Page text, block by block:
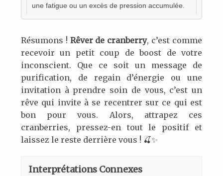
une fatigue ou un excès de pression accumulée.
Résumons ! Rêver de cranberry, c’est comme
recevoir un petit coup de boost de votre
inconscient. Que ce soit un message de
purification, de regain d’énergie ou une
invitation à prendre soin de vous, c’est un
rêve qui invite à se recentrer sur ce qui est
bon pour vous. Alors, attrapez ces
cranberries, pressez-en tout le positif et
laissez le reste derrière vous ! 🍒✨
Interprétations Connexes